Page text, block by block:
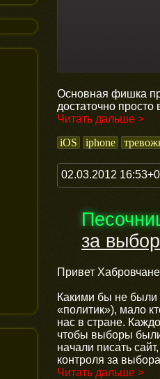
Основная фишка
достаточно
Читать дальше >
iOS
iphone
02.03.2012
за
Привет
Какими бы не были
«политик»), мало
нас в стране.
чтобы выборы
начали писать
контроля за
Читать дальше >